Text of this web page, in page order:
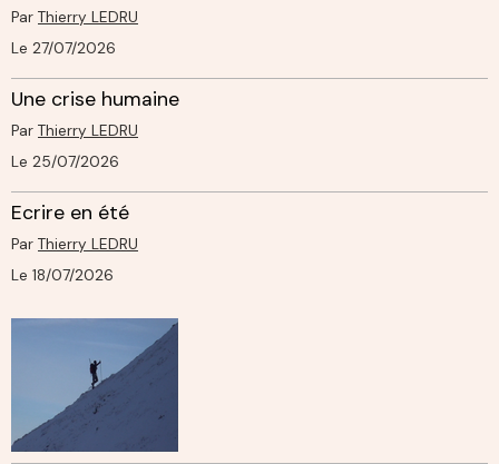
Par Thierry LEDRU
Le 27/07/2026
Une crise humaine
Par Thierry LEDRU
Le 25/07/2026
Ecrire en été
Par Thierry LEDRU
Le 18/07/2026